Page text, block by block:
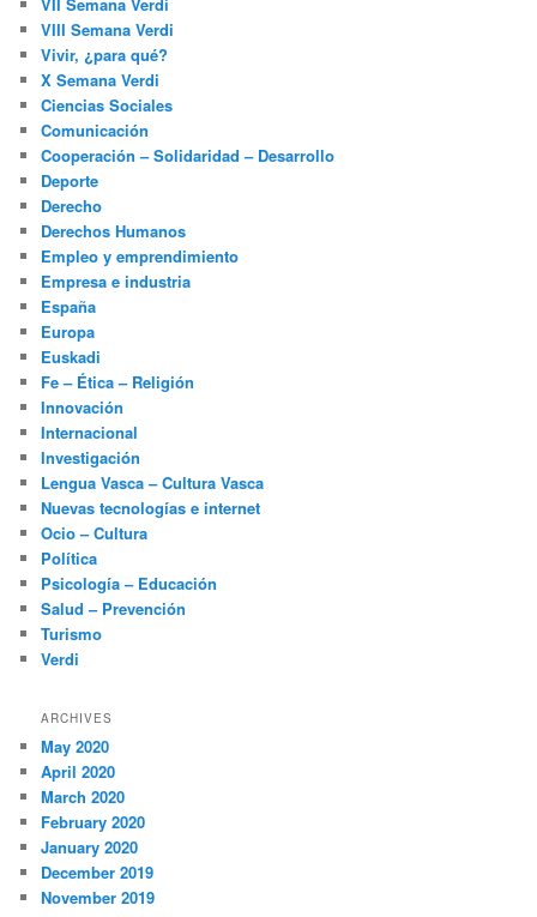
VIII Semana Verdi
Vivir, ¿para qué?
X Semana Verdi
Ciencias Sociales
Comunicación
Cooperación – Solidaridad – Desarrollo
Deporte
Derecho
Derechos Humanos
Empleo y emprendimiento
Empresa e industria
España
Europa
Euskadi
Fe – Ética – Religión
Innovación
Internacional
Investigación
Lengua Vasca – Cultura Vasca
Nuevas tecnologías e internet
Ocio – Cultura
Política
Psicología – Educación
Salud – Prevención
Turismo
Verdi
ARCHIVES
May 2020
April 2020
March 2020
February 2020
January 2020
December 2019
November 2019